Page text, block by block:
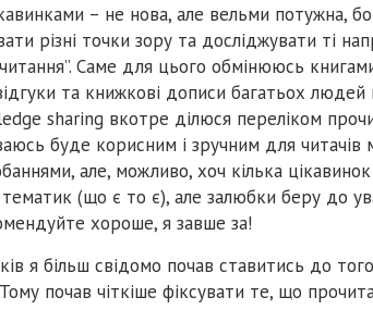
– не нова, але вельми потужна,
різні точки зору та досліджувати ті
Саме для цього обмінююсь
та книжкові дописи багатьох людей
sharing вкотре ділюся переліком
буде корисним і зручним для
але, можливо, хоч кілька
(що є то є), але залюбки беру до
хороше, я завше за!
я більш свідомо почав ставитись до
почав чіткіше фіксувати те, що